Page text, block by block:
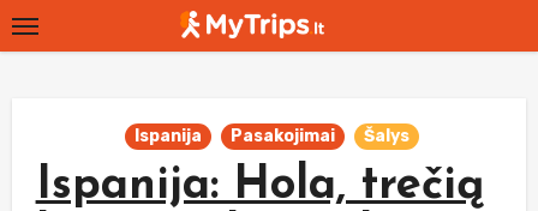
Skip
to
Ispanija Pasakojimai Šalys
Ispanija: Hola, trečią